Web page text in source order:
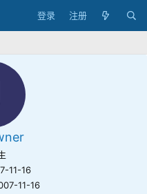
登录 注册
11-16
11-16